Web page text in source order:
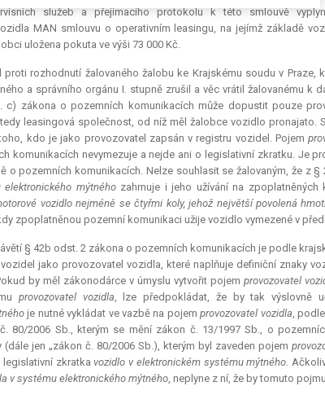
služeb a přejímacího protokolu k této smlouvě
MAN smlouvu o operativním leasingu, na jejímž základě
uložena pokuta ve výši 73 000 Kč.
rozhodnutí žalovaného žalobu ke Krajskému soudu v Praze,
a správního orgánu I. stupně zrušil a věc vrátil žalovanému k
c) zákona o pozemních komunikacích může dopustit pouze
leasingová společnost, od níž měl žalobce vozidlo pronajato.
kdo je jako provozovatel zapsán v registru vozidel. Pojem
komunikacích nevymezuje a nejde ani o legislativní zkratku. Je
o pozemních komunikacích. Nelze souhlasit se žalovaným, že z
mýtnéhozahrnuje i jeho užívání na zpoplatněných
vozidlo nejméně se čtyřmi koly, jehož největší povolená
zpoplatněnou pozemní komunikaci užije vozidlo vymezené v
§ 42b odst. 2 zákona o pozemních komunikacích je podle
jako provozovatel vozidla, které naplňuje definiční znaky
by měl zákonodárce v úmyslu vytvořit pojemprovozovatel
provozovatel vozidla, lze předpokládat, že by tak výslovně
je nutné vykládat ve vazbě na pojemprovozovatel vozidla,
80/2006 Sb., kterým se mění zákon č. 13/1997 Sb., o
(dále jen „zákon č. 80/2006 Sb.), kterým byl zaveden pojem
legislativní zkratkavozidlo v elektronickém systému mýtného.
v systému elektronického mýtného, neplyne z ní, že by tomuto